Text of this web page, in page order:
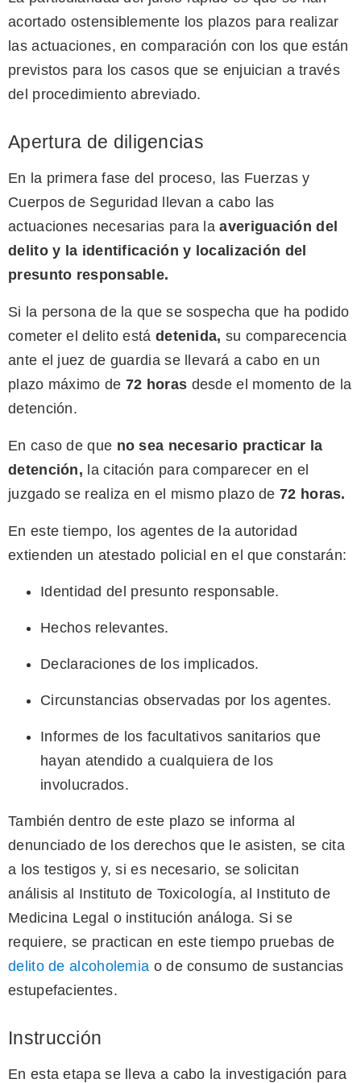
acortado ostensiblemente los plazos para realizar
las actuaciones, en comparación con los que están
previstos para los casos que se enjuician a través
del procedimiento abreviado.
Apertura de diligencias
En la primera fase del proceso, las Fuerzas y
Cuerpos de Seguridad llevan a cabo las
actuaciones necesarias para laaveriguación del
delito y la identificación y localización del
presunto responsable.
Si la persona de la que se sospecha que ha podido
cometer el delito está detenida, su comparecencia
ante el juez de guardia se llevará a cabo en un
plazo máximo de 72 horas desde el momento de la
detención.
En caso de que no sea necesario practicar la
detención, la citación para comparecer en el
juzgado se realiza en el mismo plazo de 72 horas.
En este tiempo, los agentes de la autoridad
extienden un atestado policial en el que constarán:
Identidad del presunto responsable.
Hechos relevantes.
Declaraciones de los implicados.
Circunstancias observadas por los agentes.
Informes de los facultativos sanitarios que
hayan atendido a cualquiera de los
involucrados.
También dentro de este plazo se informa al
denunciado de los derechos que le asisten, se cita
a los testigos y, si es necesario, se solicitan
análisis al Instituto de Toxicología, al Instituto de
Medicina Legal o institución análoga. Si se
requiere, se practican en este tiempo pruebas de
delito de alcoholemia o de consumo de sustancias
estupefacientes.
Instrucción
En esta etapa se lleva a cabo la investigación para